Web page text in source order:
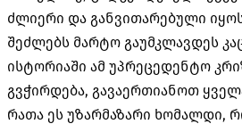
ძლიერი და განვითარებული
შეძლებს მარტო გაუმკლავდეს
ისტორიაში ამ უპრეცედენტო
გვჭირდება, გავაერთიანოთ
რათა ეს უზარმაზარი ხომალდი,